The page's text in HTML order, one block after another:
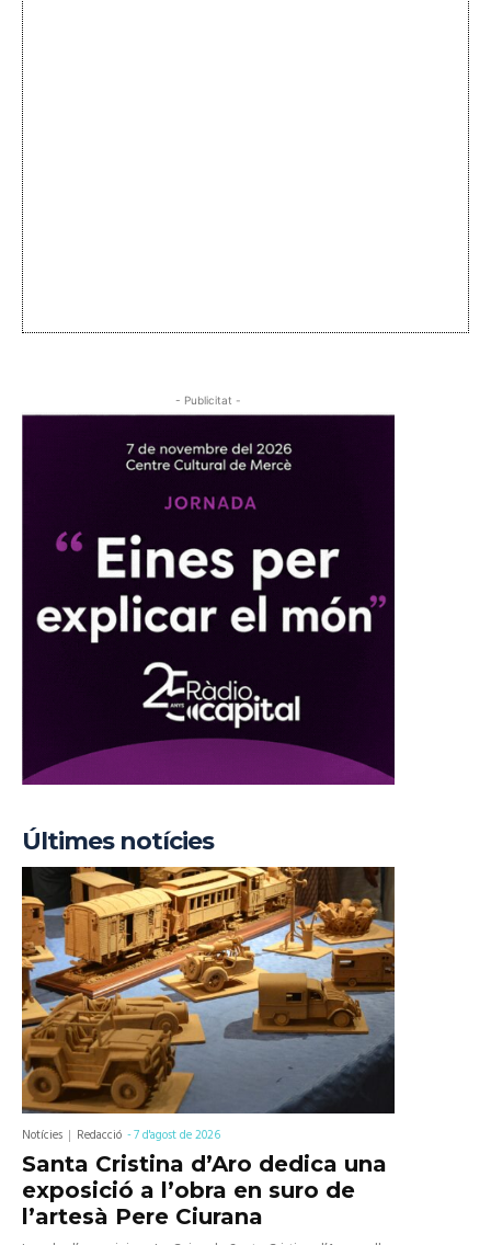
- Publicitat -
Últimes notícies
Notícies Redacció -7 d'agost de 2026
Santa Cristina d’Aro dedica una
exposició a l’obra en suro de
l’artesà Pere Ciurana